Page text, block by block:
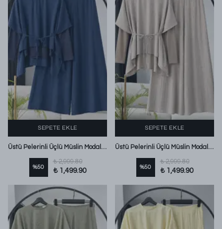
SEPETE EKLE
Üstü Pelerinli Üçlü Müslin Modal Pantolonlu Takım Lacivert
%50
₺ 2,999.80
₺ 1,499.90
SEPETE EKLE
Üstü Pelerinli Üçlü Müslin Modal Pantolonlu Takım Vizon
%50
₺ 2,999.80
₺ 1,499.90